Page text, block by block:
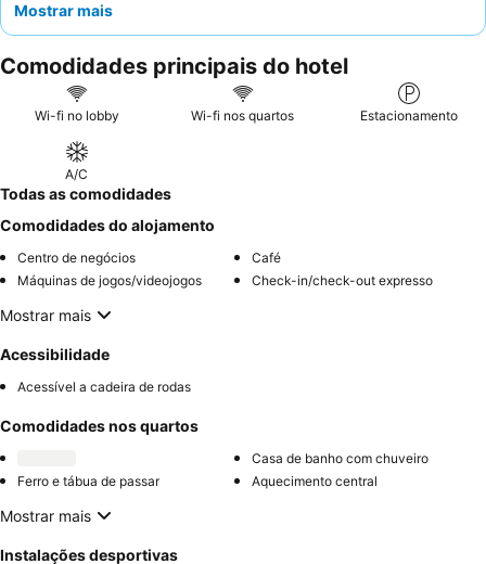
refeições. Os hóspedes elogiam consistentemente o
familiar. Para uma estadia verdadeiramente única, considere
utilizar aacolhedora área de lounge
com a sua lareira para uma
noite relaxante.
Mostrar mais
Comodidades principais do hotel
Wi-fi no lobby Wi-fi nos quartos Estacionamento
A/C
Todas as comodidades
Comodidades do alojamento
Centro de negócios
Café
Máquinas de jogos/videojogos
Check-in/check-out expresso
Mostrar mais
Acessibilidade
Acessível a cadeira de rodas
Comodidades nos quartos
Casa de banho com chuveiro
Ferro e tábua de passar
Aquecimento central
Mostrar mais
Instalações desportivas